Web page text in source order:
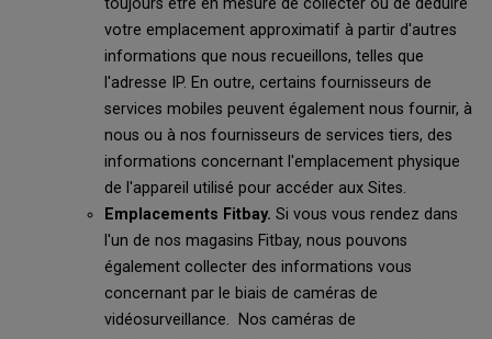
toujours être en mesure de collecter ou de déduire
votre emplacement approximatif à partir d'autres
informations que nous recueillons, telles que
l'adresse IP. En outre, certains fournisseurs de
services mobiles peuvent également nous fournir, à
nous ou à nos fournisseurs de services tiers, des
informations concernant l'emplacement physique
de l'appareil utilisé pour accéder aux Sites.
Emplacements Fitbay. Si vous vous rendez dans
l'un de nos magasins Fitbay, nous pouvons
également collecter des informations vous
concernant par le biais de caméras de
vidéosurveillance. Nos caméras de